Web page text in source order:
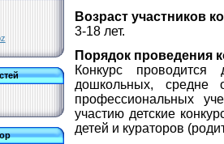
Возраст участников
3-18 лет.
Порядок проведения
Конкурс
дошкольных, средне
профессиональных
участию детские
детей и кураторов